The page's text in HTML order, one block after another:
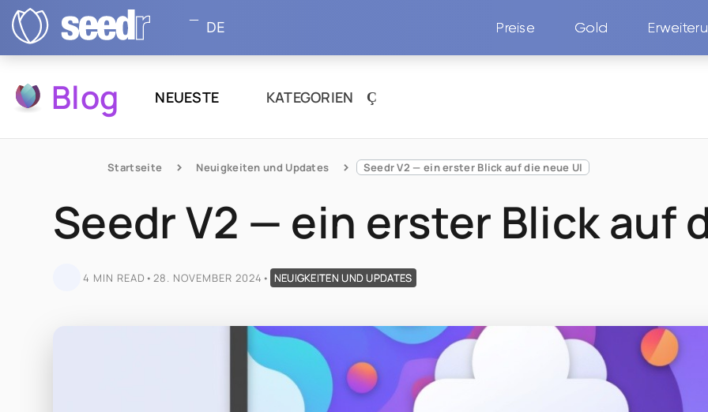
DE Preise Gold
Blog NEUESTE KATEGORIEN
Startseite Neuigkeiten und Updates Seedr V2 — ein erster Blick auf die neue UI
Seedr V2 — ein erster Blick auf
4 MIN READ • 28. NOVEMBER 2024 • NEUIGKEITEN UND UPDATES